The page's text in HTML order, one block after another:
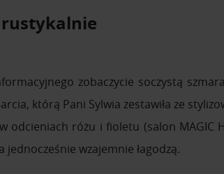
zobaczycie soczystą
którą Pani Sylwia zestawiła ze
odcieniach różu i fioletu (salon MAGIC
wzajemnie łagodzą.